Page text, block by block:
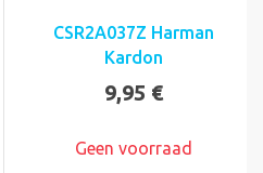
CSR2A037Z Harman
Kardon
9,95 €
Geen voorraad